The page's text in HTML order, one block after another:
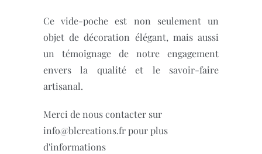
Ce vide-poche est non seulement un
objet de décoration élégant, mais aussi
un témoignage de notre engagement
envers la qualité et le savoir-faire
artisanal.
Merci de nous contacter sur
info@blcreations.fr pour plus
d'informations